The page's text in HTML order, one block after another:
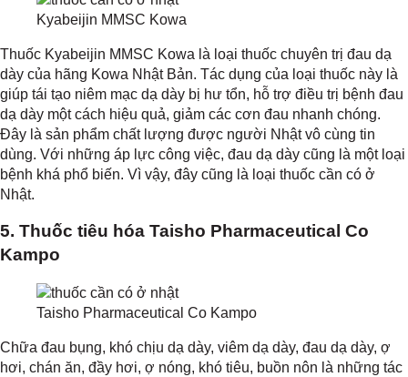
Kyabeijin MMSC Kowa
Thuốc Kyabeijin MMSC Kowa là loại thuốc chuyên trị đau dạ
dày của hãng Kowa Nhật Bản. Tác dụng của loại thuốc này là
giúp tái tạo niêm mạc dạ dày bị hư tổn, hỗ trợ điều trị bệnh đau
dạ dày một cách hiệu quả, giảm các cơn đau nhanh chóng.
Đây là sản phẩm chất lượng được người Nhật vô cùng tin
dùng. Với những áp lực công việc, đau dạ dày cũng là một loại
bệnh khá phổ biến. Vì vậy, đây cũng là loại thuốc cần có ở
Nhật.
5. Thuốc tiêu hóa Taisho Pharmaceutical Co
Kampo
Taisho Pharmaceutical Co Kampo
Chữa đau bụng, khó chịu dạ dày, viêm dạ dày, đau dạ dày, ợ
hơi, chán ăn, đầy hơi, ợ nóng, khó tiêu, buồn nôn là những tác